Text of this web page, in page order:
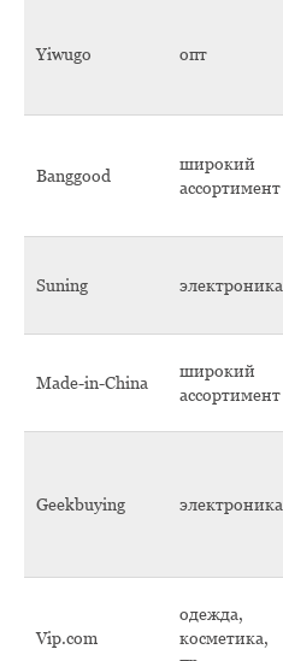
Yiwugo опт
Banggood
широкий
ассортимент
Suning электроника
Made-in-China
широкий
ассортимент
Geekbuying электроника
Vip.com
одежда,
косметика,